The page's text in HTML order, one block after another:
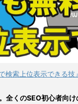
検索上位表示できる技
全くのSEO初心者向